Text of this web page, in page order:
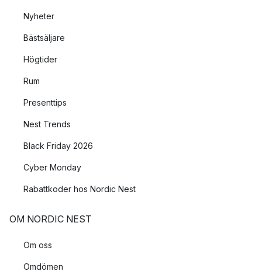
Nyheter
Bästsäljare
Högtider
Rum
Presenttips
Nest Trends
Black Friday 2026
Cyber Monday
Rabattkoder hos Nordic Nest
OM NORDIC NEST
Om oss
Omdömen